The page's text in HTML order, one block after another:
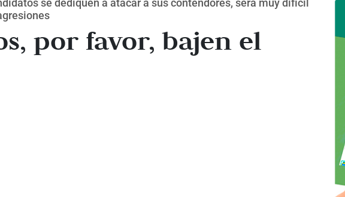
se dediquen a atacar a sus contendores, será muy difícil
por favor, bajen el